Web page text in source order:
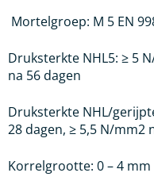
Mortelgroep: M 5 EN
Druksterkte NHL5: ≥ 5
na 56 dagen
Druksterkte NHL/
28 dagen, ≥ 5,5 N/mm2
Korrelgrootte: 0 – 4 mm